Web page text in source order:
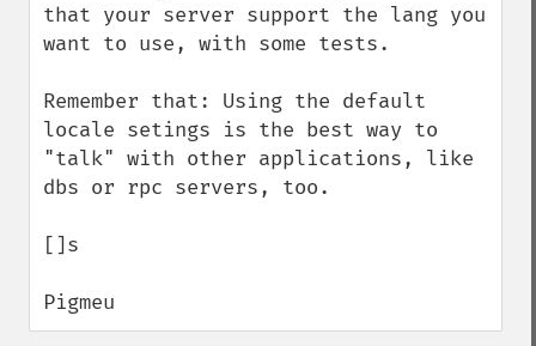
that your server support the lang you
want to use, with some tests.
Remember that: Using the default
locale setings is the best way to
"talk" with other applications, like
dbs or rpc servers, too.
[]s
Pigmeu